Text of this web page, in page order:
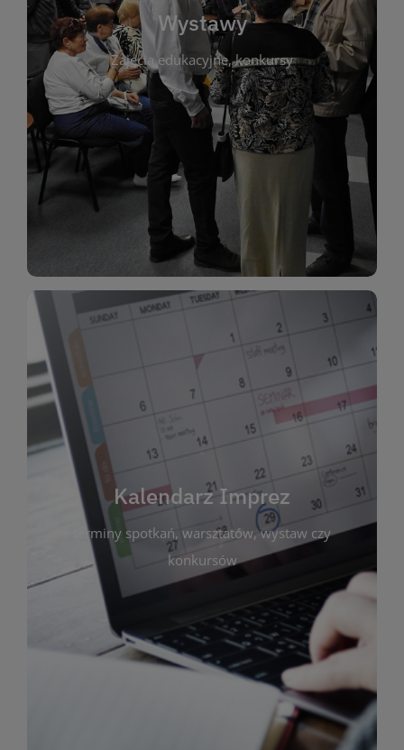
Wystawy
Zajęcia edukacyjne, konkursy
Wystawy
Biblioteka organizuje prezentujące zarówno
sztukę lokalnych twórców, jak i zbiory tematyczne.
W tej sekcji znajdziesz informacje o aktualnych
ekspozycjach oraz archiwum wystaw z
poprzednich lat. Prezentowane prace obejmują
malarstwo, fotografię, rękodzieło i inne formy
artystyczne. Każda wystawa to wyjątkowa okazja
Kalendarz Imprez
terminy spotkań, warsztatów, wystaw czy
konkursów
Kalendarz Imprez
Zakładka ta gromadzi wszystkie planowane
wydarzenia kulturalne i edukacyjne organizowane
przez bibliotekę. Możesz tu sprawdzić terminy
spotkań, warsztatów, wystaw czy konkursów.
Dzięki przejrzystemu kalendarzowi łatwo
zaplanujesz udział w interesujących Cię
wydarzeniach. Aktualizujemy harmonogram na
bieżąco, by zawsze był zgodny z planem pracy
biblioteki. Zapraszamy do śledzenia i uczestnictwa
w życiu kulturalnym miasta!
WIĘCEJ